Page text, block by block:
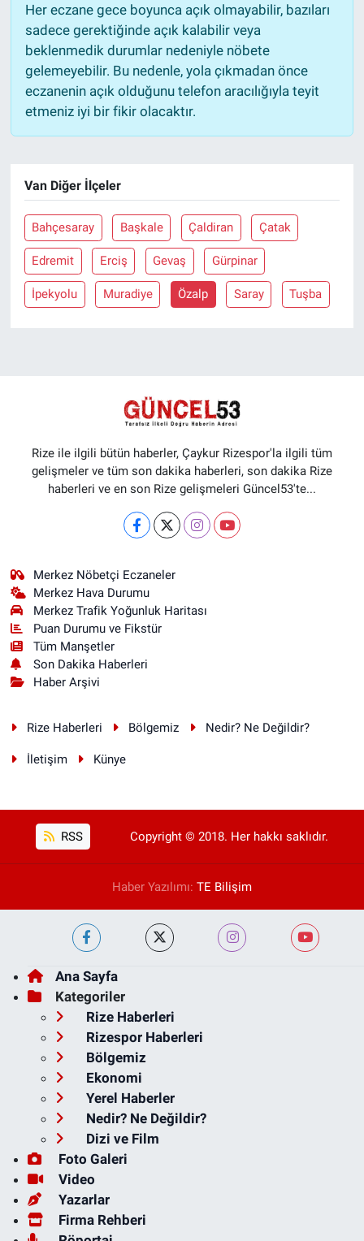
Her eczane gece boyunca açık olmayabilir, bazıları
sadece gerektiğinde açık kalabilir veya
beklenmedik durumlar nedeniyle nöbete
gelemeyebilir. Bu nedenle, yola çıkmadan önce
eczanenin açık olduğunu telefon aracılığıyla teyit
etmeniz iyi bir fikir olacaktır.
Van Diğer İlçeler
Bahçesaray Başkale Çaldiran Çatak
Edremit Erciş Gevaş Gürpinar
İpekyolu Muradiye Özalp Saray Tuşba
Rize ile ilgili bütün haberler, Çaykur Rizespor'la ilgili tüm
gelişmeler ve tüm son dakika haberleri, son dakika Rize
haberleri ve en son Rize gelişmeleri Güncel53'te...
Merkez Nöbetçi Eczaneler
Merkez Hava Durumu
Merkez Trafik Yoğunluk Haritası
Puan Durumu ve Fikstür
Tüm Manşetler
Son Dakika Haberleri
Haber Arşivi
Rize Haberleri Bölgemiz Nedir? Ne Değildir?
İletişim Künye
RSS Copyright © 2018. Her hakkı saklıdır.
Haber Yazılımı: TE Bilişim
Ana Sayfa
Kategoriler
Rize Haberleri
Rizespor Haberleri
Bölgemiz
Ekonomi
Yerel Haberler
Nedir? Ne Değildir?
Dizi ve Film
Foto Galeri
Video
Yazarlar
Firma Rehberi